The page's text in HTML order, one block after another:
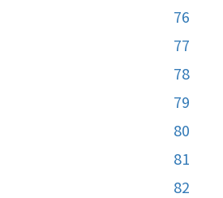
76
77
78
79
80
81
82